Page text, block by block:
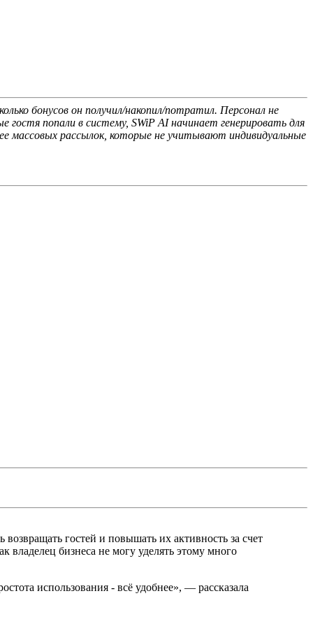
бонусов он получил/накопил/потратил. Персонал не
попали в систему, SWiP AI начинает генерировать для
массовых рассылок, которые не учитывают индивидуальные
гостей и повышать их активность за счет
бизнеса не могу уделять этому много
использования - всё удобнее», — рассказала